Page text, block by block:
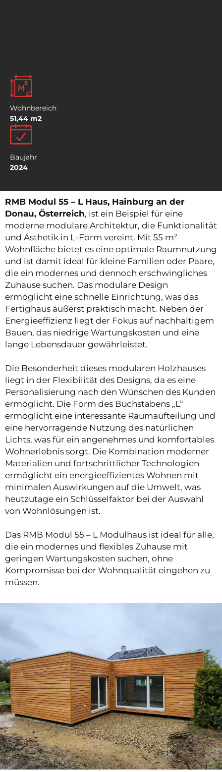
Wohnbereich
51,44 m2
Baujahr
2024
RMB Modul 55 – L Haus, Hainburg an der
Donau, Österreich, ist ein Beispiel für eine
moderne modulare Architektur, die Funktionalität
und Ästhetik in L-Form vereint. Mit 55 m²
Wohnfläche bietet es eine optimale Raumnutzung
und ist damit ideal für kleine Familien oder Paare,
die ein modernes und dennoch erschwingliches
Zuhause suchen. Das modulare Design
ermöglicht eine schnelle Einrichtung, was das
Fertighaus äußerst praktisch macht. Neben der
Energieeffizienz liegt der Fokus auf nachhaltigem
Bauen, das niedrige Wartungskosten und eine
lange Lebensdauer gewährleistet.
Die Besonderheit dieses modularen Holzhauses
liegt in der Flexibilität des Designs, da es eine
Personalisierung nach den Wünschen des Kunden
ermöglicht. Die Form des Buchstabens „L“
ermöglicht eine interessante Raumaufteilung und
eine hervorragende Nutzung des natürlichen
Lichts, was für ein angenehmes und komfortables
Wohnerlebnis sorgt. Die Kombination moderner
Materialien und fortschrittlicher Technologien
ermöglicht ein energieeffizientes Wohnen mit
minimalen Auswirkungen auf die Umwelt, was
heutzutage ein Schlüsselfaktor bei der Auswahl
von Wohnlösungen ist.
Das RMB Modul 55 – L Modulhaus ist ideal für alle,
die ein modernes und flexibles Zuhause mit
geringen Wartungskosten suchen, ohne
Kompromisse bei der Wohnqualität eingehen zu
müssen.